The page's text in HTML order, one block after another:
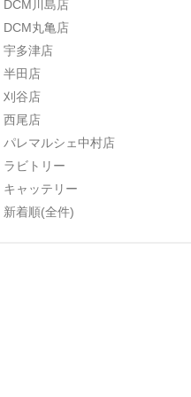
DCM川島店
DCM丸亀店
宇多津店
半田店
刈谷店
西尾店
パレマルシェ中村店
ラビトリー
キャッテリー
新着順(全件)